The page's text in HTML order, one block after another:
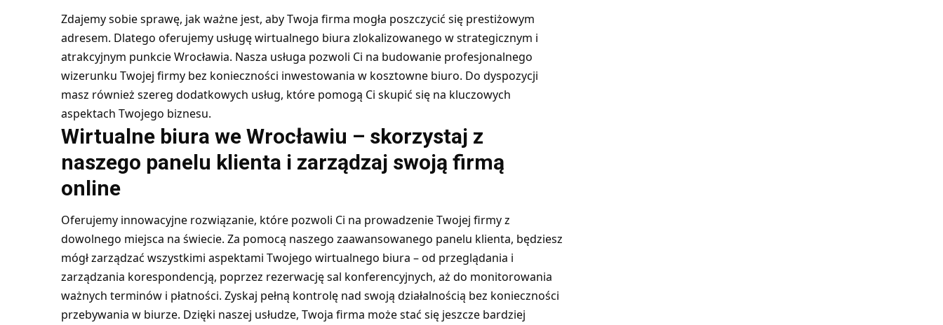
Zdajemy sobie sprawę, jak ważne jest, aby Twoja firma mogła poszczycić się prestiżowym
adresem. Dlatego oferujemy usługę wirtualnego biura zlokalizowanego w strategicznym i
atrakcyjnym punkcie Wrocławia. Nasza usługa pozwoli Ci na budowanie profesjonalnego
wizerunku Twojej firmy bez konieczności inwestowania w kosztowne biuro. Do dyspozycji
masz również szereg dodatkowych usług, które pomogą Ci skupić się na kluczowych
aspektach Twojego biznesu.
Wirtualne biura we Wrocławiu – skorzystaj z
naszego panelu klienta i zarządzaj swoją firmą
online
Oferujemy innowacyjne rozwiązanie, które pozwoli Ci na prowadzenie Twojej firmy z
dowolnego miejsca na świecie. Za pomocą naszego zaawansowanego panelu klienta, będziesz
mógł zarządzać wszystkimi aspektami Twojego wirtualnego biura – od przeglądania i
zarządzania korespondencją, poprzez rezerwację sal konferencyjnych, aż do monitorowania
ważnych terminów i płatności. Zyskaj pełną kontrolę nad swoją działalnością bez konieczności
przebywania w biurze. Dzięki naszej usłudze, Twoja firma może stać się jeszcze bardziej